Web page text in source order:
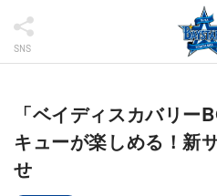
SNS
「ベイディスカバリー
キューが楽しめる！新
せ